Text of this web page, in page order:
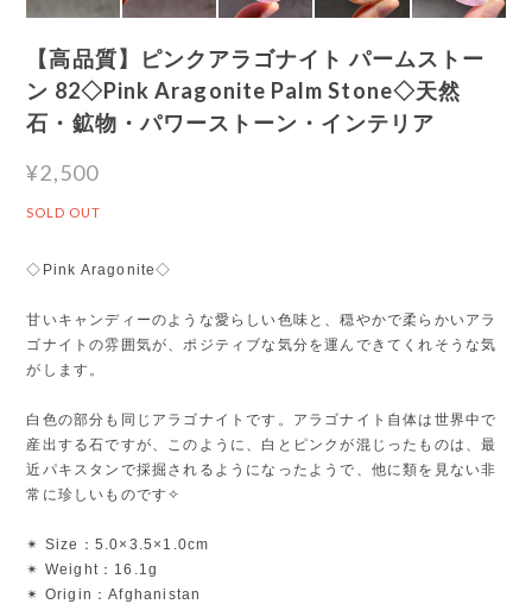
【高品質】ピンクアラゴナイト パームストー
ン 82◇Pink Aragonite Palm Stone◇天然
石・鉱物・パワーストーン・インテリア
¥2,500
SOLD OUT
◇Pink Aragonite◇
甘いキャンディーのような愛らしい色味と、穏やかで柔らかいアラ
ゴナイトの雰囲気が、ポジティブな気分を運んできてくれそうな気
がします。
白色の部分も同じアラゴナイトです。アラゴナイト自体は世界中で
産出する石ですが、このように、白とピンクが混じったものは、最
近パキスタンで採掘されるようになったようで、他に類を見ない非
常に珍しいものです✧
✴︎ Size：5.0×3.5×1.0cm
✴︎ Weight：16.1g
✴︎ Origin：Afghanistan